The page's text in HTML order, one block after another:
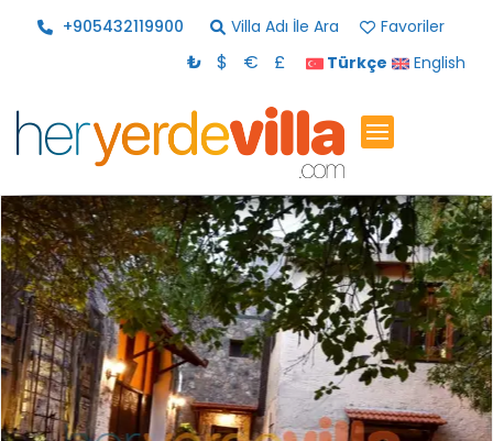
+905432119900 Villa Adı İle Ara Favoriler
₺ $ € £ Türkçe English